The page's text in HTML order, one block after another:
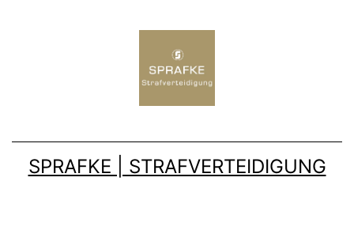
SPRAFKE | STRAFVERTEIDIGUNG